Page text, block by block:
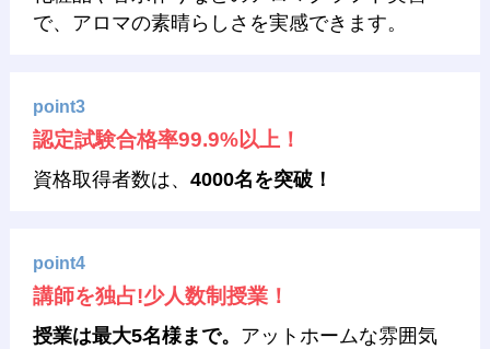
で、アロマの素晴らしさを実感できます。
point3
認定試験合格率99.9%以上！
資格取得者数は、4000名を突破！
point4
講師を独占!少人数制授業！
授業は最大5名様まで。 アットホームな雰囲気